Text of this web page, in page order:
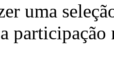
uma
participação